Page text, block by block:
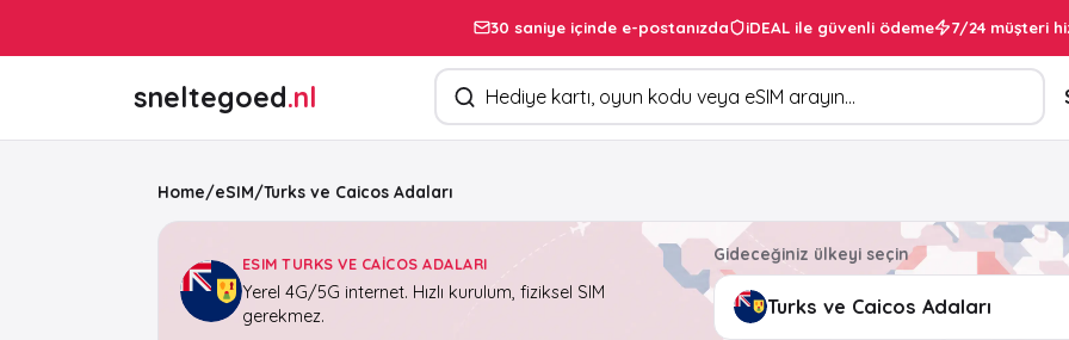
30 saniye içinde e-postanızda iDEAL ile güvenli ödeme 7/24 müşteri
sneltegoed.nl Ürün arayın
Home/eSIM/Turks ve Caicos Adaları
ESIM TURKS VE CAICOS ADALARI
Yerel 4G/5G internet. Hızlı kurulum, fiziksel SIM
gerekmez.
Gideceğiniz ülkeyi seçin